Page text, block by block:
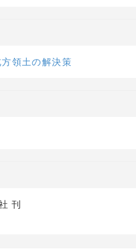
領土の解決策
刊